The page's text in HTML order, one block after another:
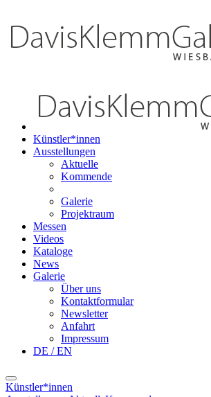
Künstler*innen
Ausstellungen
Aktuelle
Kommende
Galerie
Projektraum
Messen
Videos
Kataloge
News
Galerie
Über uns
Kontaktformular
Newsletter
Anfahrt
Impressum
DE / EN
Künstler*innen